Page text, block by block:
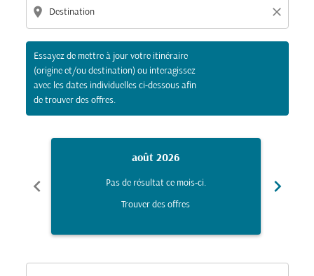
location_on close
Essayez de mettre à jour votre itinéraire
(origine et/ou destination) ou interagissez
avec les dates individuelles ci-dessous afin
de trouver des offres.
chevron_left
août 2026
Pas de résultat ce mois-ci.
Trouver des offres
chevron_right